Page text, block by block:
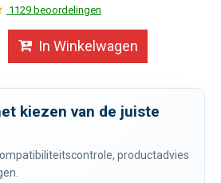
1129 beoordelingen
In Winkelwagen
kiezen van de juiste
productadvies